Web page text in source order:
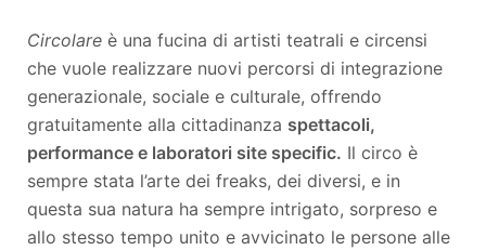
Circolare è una fucina di artisti teatrali e circensi
che vuole realizzare nuovi percorsi di integrazione
generazionale, sociale e culturale, offrendo
gratuitamente alla cittadinanza spettacoli,
performance e laboratori site specific. Il circo è
sempre stata l’arte dei freaks, dei diversi, e in
questa sua natura ha sempre intrigato, sorpreso e
allo stesso tempo unito e avvicinato le persone alle